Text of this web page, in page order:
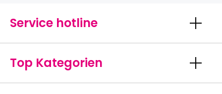
Service hotline
Top Kategorien